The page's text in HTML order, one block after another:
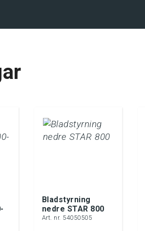
Bladstyrning
nedre STAR 800
Art. nr. 54050505